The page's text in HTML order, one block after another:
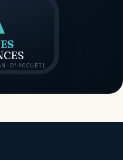
D'ACCUEIL